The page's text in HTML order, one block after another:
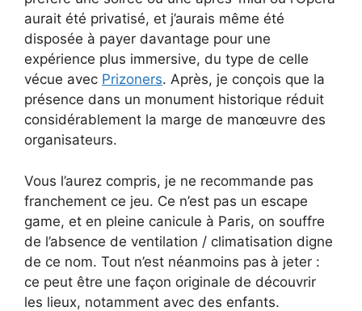
aurait été privatisé, et j’aurais même été
disposée à payer davantage pour une
expérience plus immersive, du type de celle
vécue avec Prizoners. Après, je conçois que la
présence dans un monument historique réduit
considérablement la marge de manœuvre des
organisateurs.
Vous l’aurez compris, je ne recommande pas
franchement ce jeu. Ce n’est pas un escape
game, et en pleine canicule à Paris, on souffre
de l’absence de ventilation / climatisation digne
de ce nom. Tout n’est néanmoins pas à jeter :
ce peut être une façon originale de découvrir
les lieux, notamment avec des enfants.